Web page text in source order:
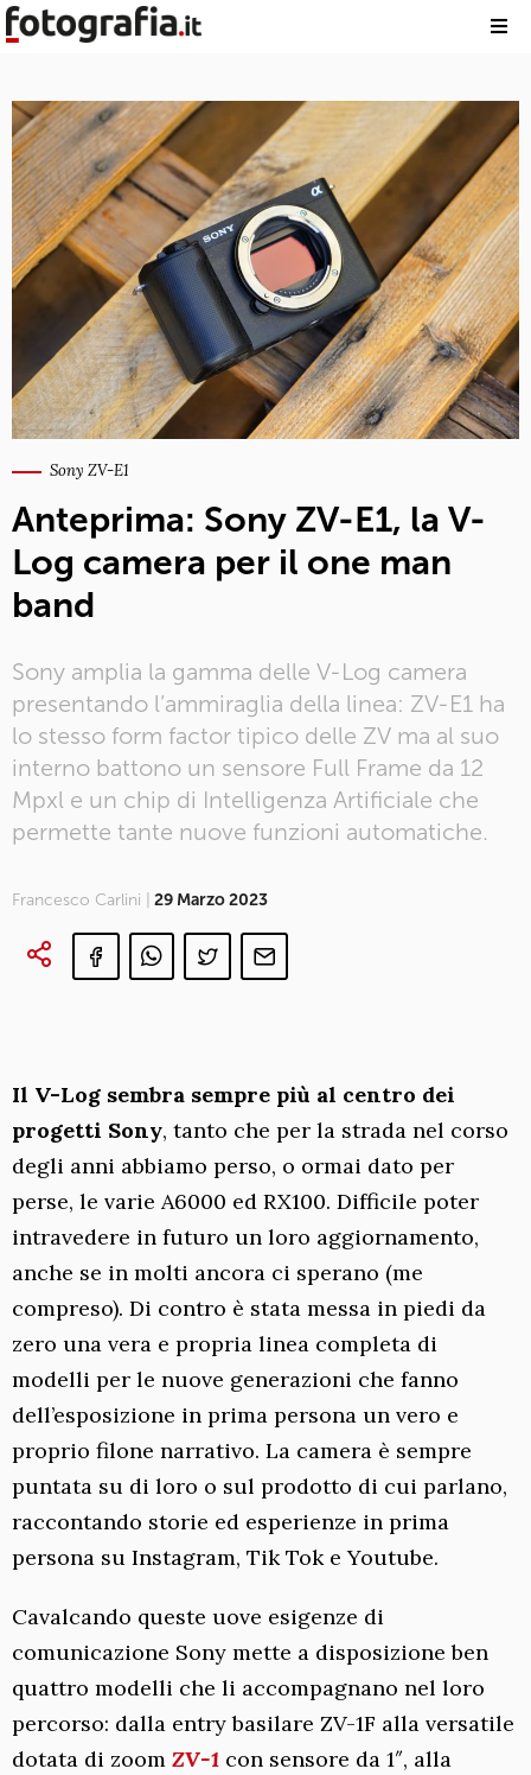
Sony ZV-E1
Anteprima: Sony ZV-E1, la V-
Log camera per il one man
band
Sony amplia la gamma delle V-Log camera
presentando l’ammiraglia della linea: ZV-E1 ha
lo stesso form factor tipico delle ZV ma al suo
interno battono un sensore Full Frame da 12
Mpxl e un chip di Intelligenza Artificiale che
permette tante nuove funzioni automatiche.
Francesco Carlini | 29 Marzo 2023
Il V-Log sembra sempre più al centro dei
progetti Sony, tanto che per la strada nel corso
degli anni abbiamo perso, o ormai dato per
perse, le varie A6000 ed RX100. Difficile poter
intravedere in futuro un loro aggiornamento,
anche se in molti ancora ci sperano (me
compreso). Di contro è stata messa in piedi da
zero una vera e propria linea completa di
modelli per le nuove generazioni che fanno
dell’esposizione in prima persona un vero e
proprio filone narrativo. La camera è sempre
puntata su di loro o sul prodotto di cui parlano,
raccontando storie ed esperienze in prima
persona su Instagram, Tik Tok e Youtube.
Cavalcando queste uove esigenze di
comunicazione Sony mette a disposizione ben
quattro modelli che li accompagnano nel loro
percorso: dalla entry basilare ZV-1F alla versatile
dotata di zoom ZV-1 con sensore da 1″, alla